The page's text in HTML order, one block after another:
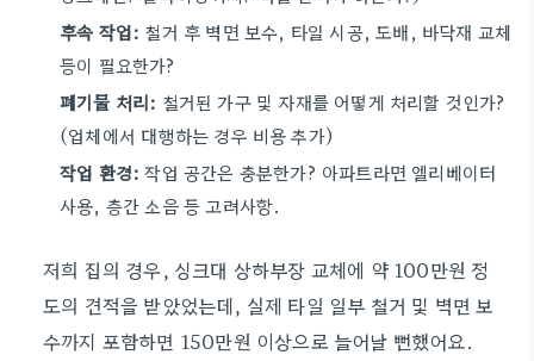
후속 작업: 철거 후 벽면 보수, 타일 시공, 도배, 바닥재 교체
등이 필요한가?
폐기물 처리: 철거된 가구 및 자재를 어떻게 처리할 것인가?
(업체에서 대행하는 경우 비용 추가)
작업 환경: 작업 공간은 충분한가? 아파트라면 엘리베이터
사용, 층간 소음 등 고려사항.
저희 집의 경우, 싱크대 상하부장 교체에 약 100만원 정
도의 견적을 받았었는데, 실제 타일 일부 철거 및 벽면 보
수까지 포함하면 150만원 이상으로 늘어날 뻔했어요.